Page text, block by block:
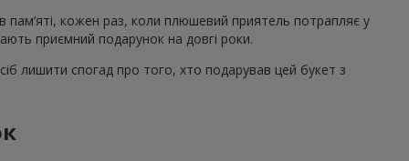
пам’яті, кожен раз, коли плюшевий приятель потрапляє у
приємний подарунок на довгі роки.
лишити спогад про того, хто подарував цей букет з